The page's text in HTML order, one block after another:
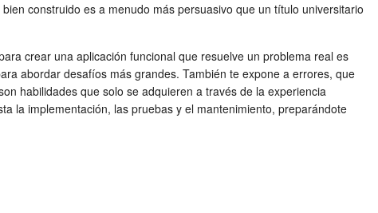
construido es a menudo más persuasivo que un título universitario
crear una aplicación funcional que resuelve un problema real es
abordar desafíos más grandes. También te expone a errores, que
habilidades que solo se adquieren a través de la experiencia
la implementación, las pruebas y el mantenimiento, preparándote